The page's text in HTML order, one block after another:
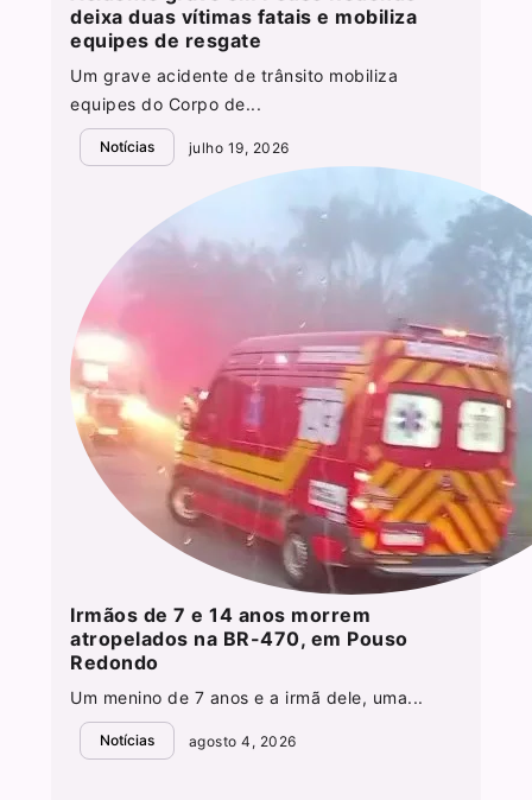
deixa duas vítimas fatais e mobiliza
equipes de resgate
Um grave acidente de trânsito mobiliza
equipes do Corpo de...
Notícias julho 19, 2026
Irmãos de 7 e 14 anos morrem
atropelados na BR-470, em Pouso
Redondo
Um menino de 7 anos e a irmã dele, uma...
Notícias agosto 4, 2026